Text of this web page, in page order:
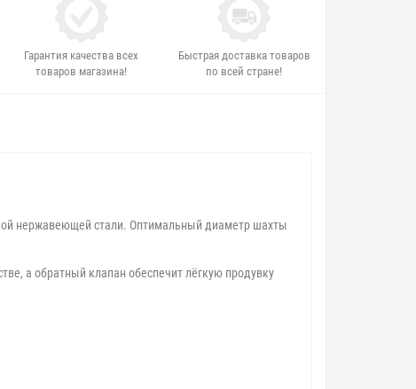
Гарантия качества всех
товаров магазина!
Быстрая доставка товаров
по всей стране!
нержавеющей стали. Оптимальный диаметр шахты
а обратный клапан обеспечит лёгкую продувку